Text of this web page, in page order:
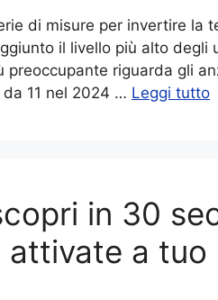
di misure per invertire la
il livello più alto degli
preoccupante riguarda gli
11 nel 2024 … Leggi tutto
in 30
attivate a tuo